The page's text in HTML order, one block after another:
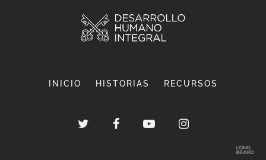
INICIO HISTORIAS RECURSOS